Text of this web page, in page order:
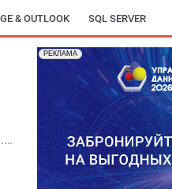
& OUTLOOK SQL SERVER
РЕКЛАМА